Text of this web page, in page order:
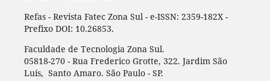
Refas - Revista Fatec Zona Sul - e-ISSN: 2359-182X -
Prefixo DOI: 10.26853.
Faculdade de Tecnologia Zona Sul.
05818-270 - Rua Frederico Grotte, 322. Jardim São
Luís, Santo Amaro. São Paulo - SP.